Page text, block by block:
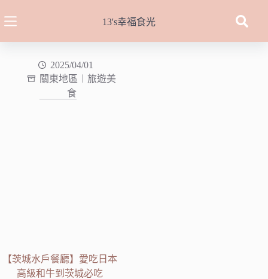
至
13's幸福食光
2025/04/01
關東地區︱旅遊美
食
【茨城水戶餐廳】愛吃日本
高級和牛到茨城必吃